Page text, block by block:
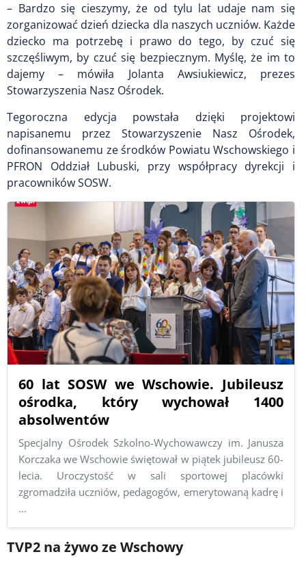
– Bardzo się cieszymy, że od tylu lat udaje nam się
zorganizować dzień dziecka dla naszych uczniów. Każde
dziecko ma potrzebę i prawo do tego, by czuć się
szczęśliwym, by czuć się bezpiecznym. Myślę, że im to
dajemy – mówiła Jolanta Awsiukiewicz, prezes
Stowarzyszenia Nasz Ośrodek.
Tegoroczna edycja powstała dzięki projektowi
napisanemu przez Stowarzyszenie Nasz Ośrodek,
dofinansowanemu ze środków Powiatu Wschowskiego i
PFRON Oddział Lubuski, przy współpracy dyrekcji i
pracowników SOSW.
60 lat SOSW we Wschowie. Jubileusz
ośrodka, który wychował 1400
absolwentów
Specjalny Ośrodek Szkolno-Wychowawczy im. Janusza
Korczaka we Wschowie świętował w piątek jubileusz 60-
lecia. Uroczystość w sali sportowej placówki
zgromadziła uczniów, pedagogów, emerytowaną kadrę i
…
TVP2 na żywo ze Wschowy